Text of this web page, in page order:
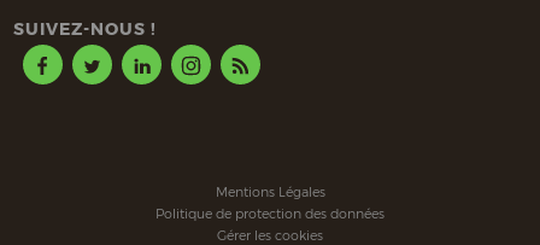
SUIVEZ-NOUS !
Mentions Légales
Politique de protection des données
Gérer les cookies